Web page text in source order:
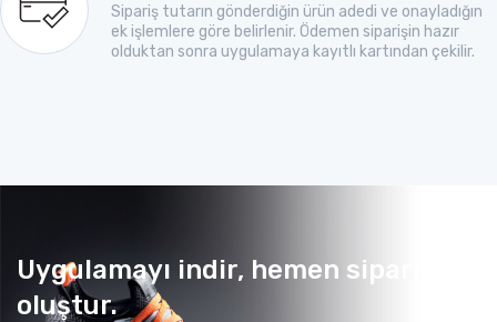
Sipariş tutarın gönderdiğin ürün adedi ve onayladığın
ek işlemlere göre belirlenir. Ödemen siparişin hazır
olduktan sonra uygulamaya kayıtlı kartından çekilir.
Uygulamayı indir, hemen sipariş
oluştur.